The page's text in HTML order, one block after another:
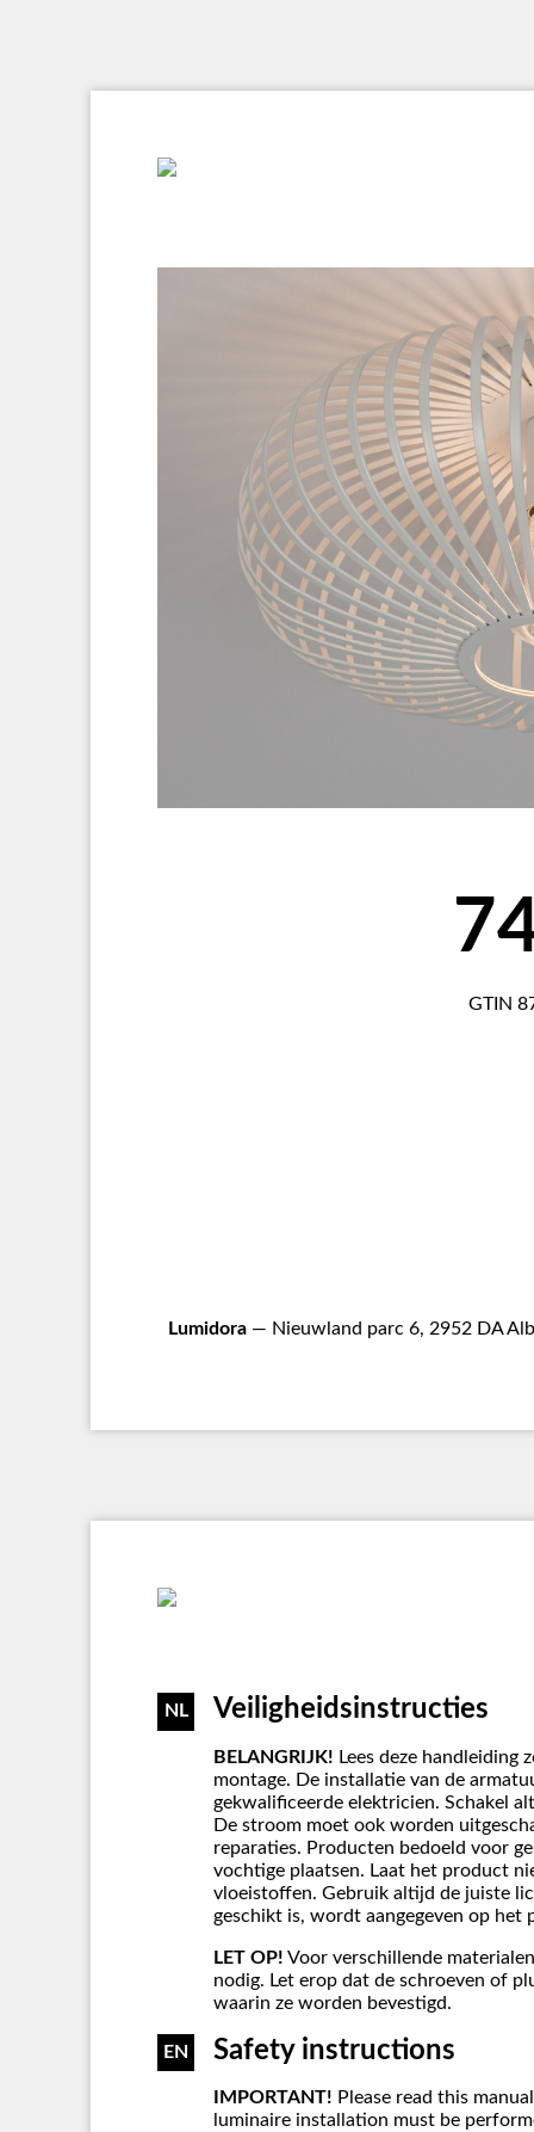
GTIN
Lumidora — Nieuwland parc 6, 2952 DA
NL Veiligheidsinstructies
BELANGRIJK! Lees deze handleiding
montage. De installatie van de
gekwalificeerde elektricien. Schakel
De stroom moet ook worden
reparaties. Producten bedoeld voor
vochtige plaatsen. Laat het product
vloeistoffen. Gebruik altijd de juiste
geschikt is, wordt aangegeven op het
LET OP! Voor verschillende
nodig. Let erop dat de schroeven of
waarin ze worden bevestigd.
EN Safety instructions
IMPORTANT! Please read this
luminaire installation must be